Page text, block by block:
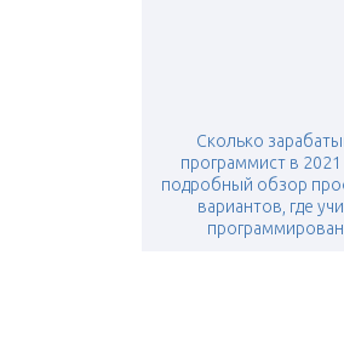
Сколько
программист в 2021
подробный обзор
вариантов, где